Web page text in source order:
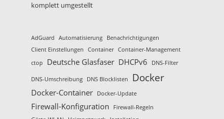
komplett umgestellt
AdGuard Automatisierung
Benachrichtigungen
Client Einstellungen
Container Container-Management
ctop
Deutsche Glasfaser DHCPv6 DNS-Filter
DNS-Umschreibung DNS Blocklisten Docker
Docker-Container Docker-Update
Firewall-Konfiguration
Firewall-Regeln